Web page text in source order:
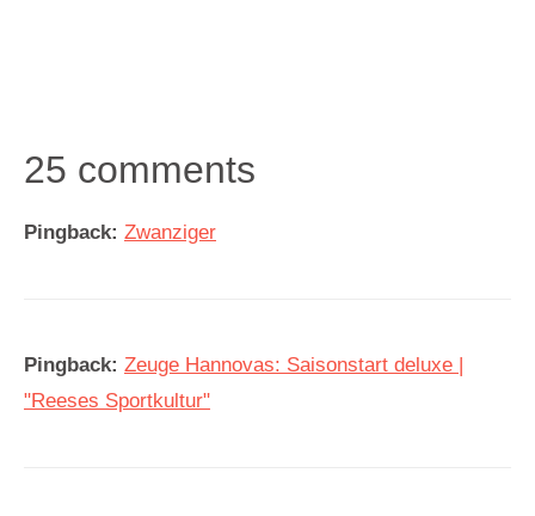
25 comments
Pingback: Zwanziger
Pingback: Zeuge Hannovas: Saisonstart deluxe |
"Reeses Sportkultur"